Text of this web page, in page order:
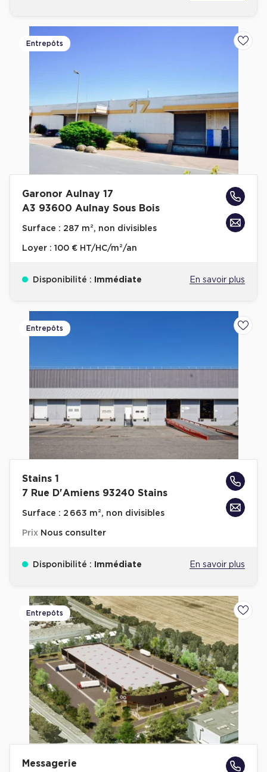
Entrepôts
Garonor Aulnay 17
A3 93600 Aulnay Sous Bois
Surface : 287 m², non divisibles
Loyer : 100 € HT/HC/m²/an
Disponibilité : Immédiate En savoir plus
Entrepôts
Stains 1
7 Rue D'Amiens 93240 Stains
Surface : 2 663 m², non divisibles
Prix Nous consulter
Disponibilité : Immédiate En savoir plus
Entrepôts
Messagerie